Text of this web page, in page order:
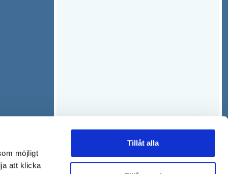
möjligt
att klicka
Tillåt alla